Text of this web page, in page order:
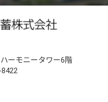
ーモニータワー6階